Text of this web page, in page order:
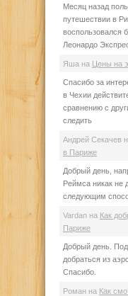
Месяц назад
путешествии в
воспользовался
Леонардо
Яша на Цены на
Спасибо за
в Чехии
сравнению с
следить
Андрей Секачев
в Париже
Добрый день,
Реймса никак не
следующим
Vardan на Как
Париже
Добрый день.
добраться из
Спасибо.
Роман на Как